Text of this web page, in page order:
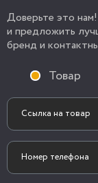
Доверьте это
и предложить
бренд и
Товар